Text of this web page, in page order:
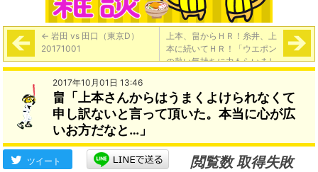
← 岩田 vs 田口（東京D）
20171001
上本、畠からＨＲ！糸井、上
本に続いてＨＲ！「ウエポン
の熱い気持ちに力もらいまし
た」→
2017年10月01日 13:46
畠「上本さんからはうまくよけられなくて
申し訳ないと言って頂いた。本当に心が広
いお方だなと…」
ツイート
閲覧数 取得失敗